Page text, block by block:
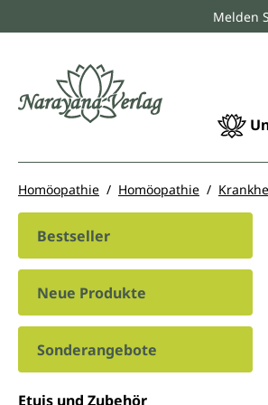
Zur HauptnavigationMelden
Homöopathie Homöopathie
Bestseller
Neue Produkte
Sonderangebote
Etuis und Zubehör